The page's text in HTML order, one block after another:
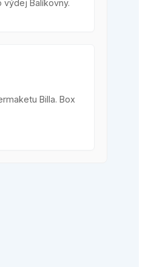
výdej Balíkovny.
Billa. Box